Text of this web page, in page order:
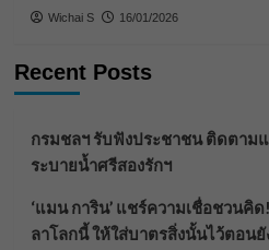
Wichai S 16/01/2026
Recent Posts
กรมชลฯ รับฟังประชาชน ติดตาม
ระบายน้ำศรีสองรักฯ
‘แมน การิน’ แชร์ความเชื่อชวนคิ
ลาโลกนี้ ให้ใส่บาตรสิ่งนั้นไว้ตอนยั